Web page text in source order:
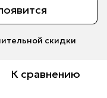
скидки
К сравнению